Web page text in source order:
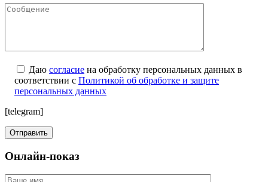
Даю согласие на обработку персональных данных в
соответствии с Политикой об обработке и защите
персональных данных
[telegram]
Онлайн-показ